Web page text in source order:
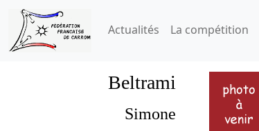
Actualités La compétition
Beltrami
Simone